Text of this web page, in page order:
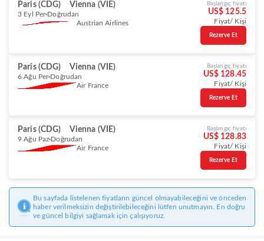
Paris (CDG) Vienna (VIE)
3 Eyl Per Doğrudan
Austrian Airlines
Başlangıç fiyatı
US$ 125.5
Fiyat/ Kişi
Rezerve Et
Paris (CDG) Vienna (VIE)
6 Ağu Per Doğrudan
Air France
Başlangıç fiyatı
US$ 128.45
Fiyat/ Kişi
Rezerve Et
Paris (CDG) Vienna (VIE)
9 Ağu Paz Doğrudan
Air France
Başlangıç fiyatı
US$ 128.83
Fiyat/ Kişi
Rezerve Et
Bu sayfada listelenen fiyatların güncel olmayabileceğini ve önceden
haber verilmeksizin değiştirilebileceğini lütfen unutmayın. En doğru
ve güncel bilgiyi sağlamak için çalışıyoruz.